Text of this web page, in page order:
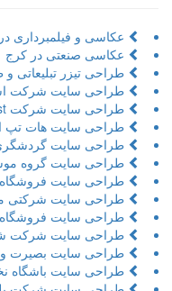
عکاسی و فیلمبرداری
عکاسی صنعتی در کرج
طراحی تیزر تبلیعاتی و
طراحی سایت شرکت
طراحی سایت شرکت Winovest
طراحی سایت هات تپ
طراحی سایت گردشگری
طراحی سایت گروه
طراحی سایت فروشگاه
طراحی سایت شرکتی
طراحی سایت فروشگاه
طراحی سایت شرکت
طراحی سایت بصیرت و
طراحی سایت باشگاه